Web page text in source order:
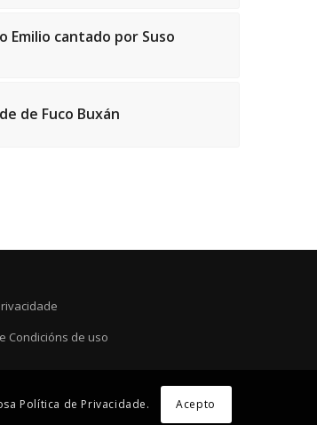
Emilio cantado por Suso
de Fuco Buxán
Condicións de uso
Política de Privacidade. Acepto